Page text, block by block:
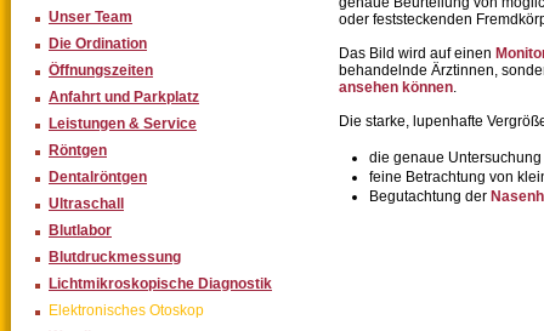
Unser Team
Die Ordination
Öffnungszeiten
Anfahrt und Parkplatz
Leistungen & Service
Röntgen
Dentalröntgen
Ultraschall
Blutlabor
Blutdruckmessung
Lichtmikroskopische Diagnostik
Elektronisches Otoskop
oder feststeckenden
Das Bild wird auf einen
behandelnde Ärztinnen,
ansehen können.
Die starke, lupenhafte
die genaue
feine Betrachtung von
Begutachtung der